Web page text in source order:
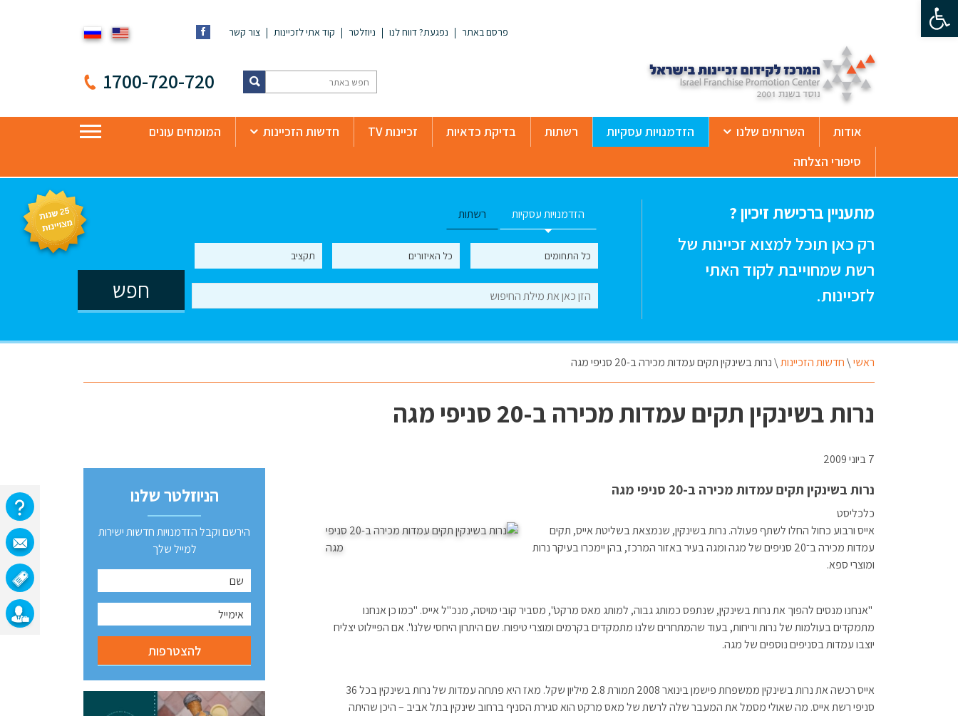
פתח סרגל נגישות
פרסם באתר נפגעת? דווח לנו ניוזלטר קוד אתי לזכיינות צור קשר
1700-720-720
אודות השרותים שלנו הזדמנויות עסקיות רשתות בדיקת כדאיות זכיינות TV חדשות הזכיינות
המומחים עונים
סיפורי הצלחה
מתעניין ברכישת זיכיון ?
רק כאן תוכל למצוא זכיינות של
רשת שמחוייבת לקוד האתי
לזכיינות.
הזדמנויות עסקיות רשתות
ראשי\חדשות הזכיינות\נרות בשינקין תקים עמדות מכירה ב-20 סניפי מגה
נרות בשינקין תקים עמדות מכירה ב-20 סניפי מגה
7 ביוני 2009
נרות בשינקין תקים עמדות מכירה ב-20 סניפי מגה
כלכליסט
אייס ורבוע כחול החלו לשתף פעולה. נרות בשינקין, שנמצאת בשליטת אייס, תקים
עמדות מכירה ב־20 סניפים של מגה ומגה בעיר באזור המרכז, בהן יימכרו בעיקר נרות
ומוצרי ספא.
"אנחנו מנסים להפוך את נרות בשינקין, שנתפס כמותג גבוה, למותג מאס מרקט", מסביר קובי מויסה, מנכ"ל אייס. "כמו כן אנחנו
מתמקדים בעולמות של נרות וריחות, בעוד שהמתחרים שלנו מתמקדים בקרמים ומוצרי טיפוח. שם היתרון היחסי שלנו". אם הפיילוט יצליח
יוצבו עמדות בסניפים נוספים של מגה.
אייס רכשה את נרות בשינקין ממשפחת פישמן בינואר 2008 תמורת 2.8 מיליון שקל. מאז היא פתחה עמדות של נרות בשינקין בכל 36
סניפי רשת אייס. מה שאולי מסמל את המעבר שלה לרשת של מאס מרקט הוא סגירת הסניף ברחוב שינקין בתל אביב – היכן שהיתה
הניוזלטר שלנו
הירשם וקבל הזדמנויות חדשות ישירות
למייל שלך